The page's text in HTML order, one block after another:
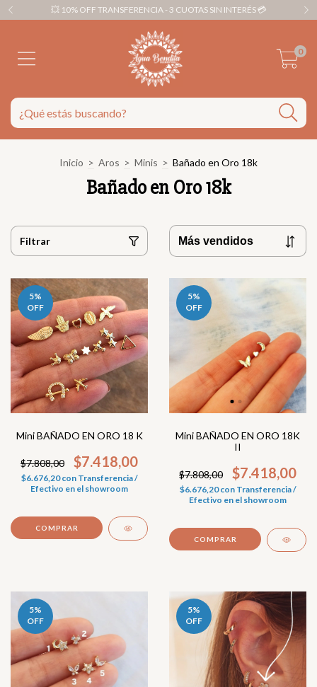
💥 10% OFF TRANSFERENCIA - 3 CUOTAS SIN INTERÉS 💳
0
Inicio > Aros > Minis > Bañado en Oro 18k
Bañado en Oro 18k
Filtrar
5%
OFF
Mini BAÑADO EN ORO 18 K
$7.808,00 $7.418,00
$6.676,20con Transferencia /
Efectivo en el showroom
COMPRAR
5%
OFF
Mini BAÑADO EN ORO 18K
II
$7.808,00 $7.418,00
$6.676,20con Transferencia /
Efectivo en el showroom
COMPRAR
5%
OFF
5%
OFF